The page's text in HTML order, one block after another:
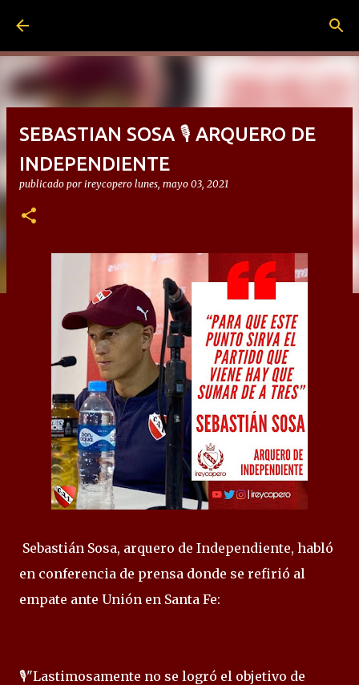
SEBASTIAN SOSA 🎙 ARQUERO DE
INDEPENDIENTE
publicado por ireycopero lunes, mayo 03, 2021
Sebastián Sosa, arquero de Independiente, habló
en conferencia de prensa donde se refirió al
empate ante Unión en Santa Fe:
🎙️"Lastimosamente no se logró el objetivo de